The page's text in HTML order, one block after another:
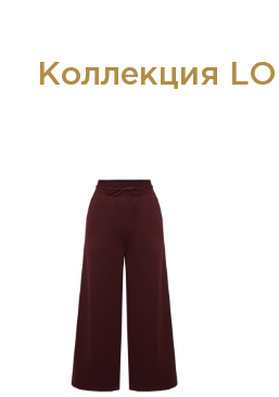
Коллекция